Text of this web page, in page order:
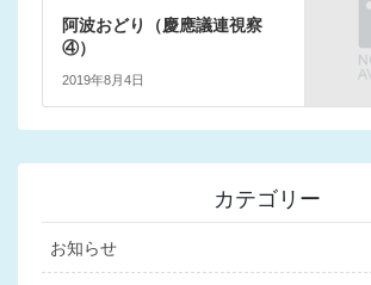
阿波おどり（慶應議連視察
④）
2019年8月4日
カテゴリー
お知らせ